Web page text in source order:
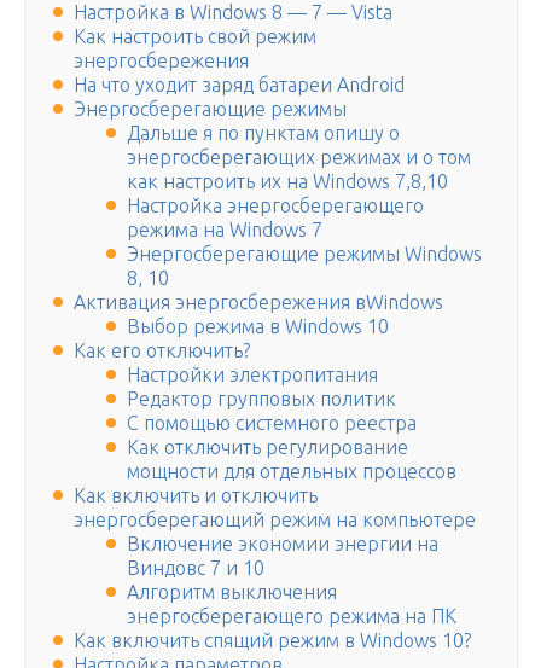
Настройка в Windows 8 — 7 — Vista
Как настроить свой режим
энергосбережения
На что уходит заряд батареи Android
Энергосберегающие режимы
Дальше я по пунктам опишу о
энергосберегающих режимах и о том
как настроить их на Windows 7,8,10
Настройка энергосберегающего
режима на Windows 7
Энергосберегающие режимы Windows
8, 10
Активация энергосбережения вWindows
Выбор режима в Windows 10
Как его отключить?
Настройки электропитания
Редактор групповых политик
С помощью системного реестра
Как отключить регулирование
мощности для отдельных процессов
Как включить и отключить
энергосберегающий режим на компьютере
Включение экономии энергии на
Виндовс 7 и 10
Алгоритм выключения
энергосберегающего режима на ПК
Как включить спящий режим в Windows 10?